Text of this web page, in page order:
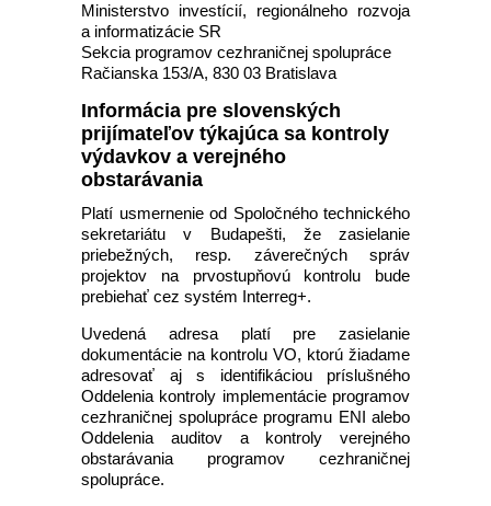
Ministerstvo investícií, regionálneho rozvoja
a informatizácie SR
Sekcia programov cezhraničnej spolupráce
Račianska 153/A, 830 03 Bratislava
Informácia pre slovenských
prijímateľov týkajúca sa kontroly
výdavkov a verejného
obstarávania
Platí usmernenie od Spoločného technického
sekretariátu v Budapešti, že zasielanie
priebežných, resp. záverečných správ
projektov na prvostupňovú kontrolu bude
prebiehať cez systém Interreg+.
Uvedená adresa platí pre zasielanie
dokumentácie na kontrolu VO, ktorú žiadame
adresovať aj s identifikáciou príslušného
Oddelenia kontroly implementácie programov
cezhraničnej spolupráce programu ENI alebo
Oddelenia auditov a kontroly verejného
obstarávania programov cezhraničnej
spolupráce.